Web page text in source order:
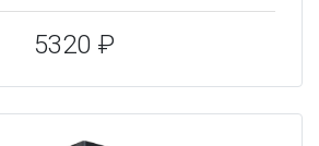
5320 ₽